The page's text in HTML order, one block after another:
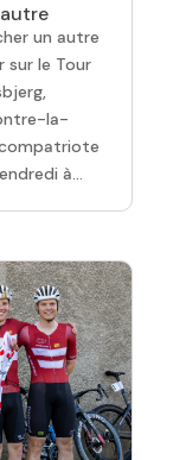
un autre
sur le Tour
la-
à...